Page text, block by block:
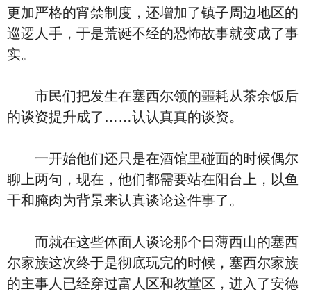
更加严格的宵禁制度，还增加了镇子周边地区的
巡逻人手，于是荒诞不经的恐怖故事就变成了事
实。
市民们把发生在塞西尔领的噩耗从茶余饭后
的谈资提升成了……认认真真的谈资。
一开始他们还只是在酒馆里碰面的时候偶尔
聊上两句，现在，他们都需要站在阳台上，以鱼
干和腌肉为背景来认真谈论这件事了。
而就在这些体面人谈论那个日薄西山的塞西
尔家族这次终于是彻底玩完的时候，塞西尔家族
的主事人已经穿过富人区和教堂区，进入了安德